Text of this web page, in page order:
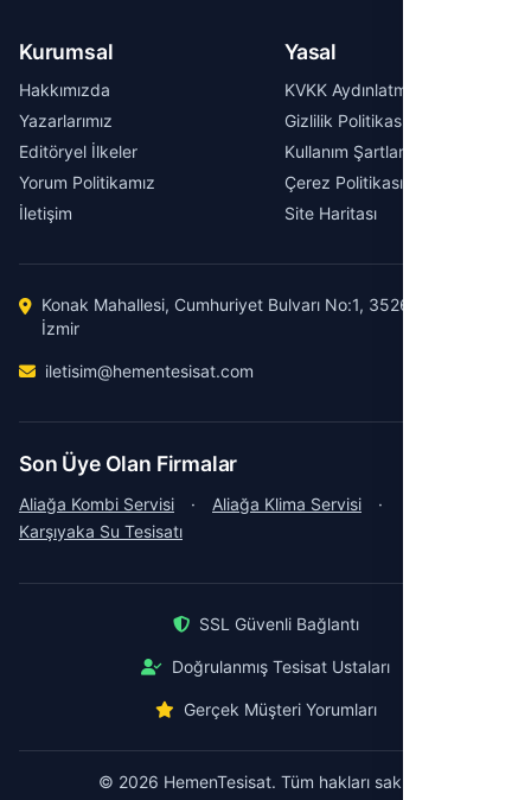
Kurumsal
Hakkımızda
Yazarlarımız
Editöryel İlkeler
Yorum Politikamız
İletişim
Yasal
KVKK Aydınlatma Metni
Gizlilik Politikası
Kullanım Şartları
Çerez Politikası
Site Haritası
Konak Mahallesi, Cumhuriyet Bulvarı No:1, 35260 Konak /
İzmir
iletisim@hementesisat.com
Son Üye Olan Firmalar
Aliağa Kombi Servisi · Aliağa Klima Servisi
·
Karşıyaka Su Tesisatı
SSL Güvenli Bağlantı
Doğrulanmış Tesisat Ustaları
Gerçek Müşteri Yorumları
© 2026 HemenTesisat. Tüm hakları saklıdır.